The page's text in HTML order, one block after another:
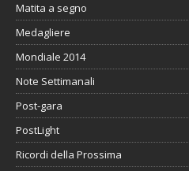
Matita a segno
Medagliere
Mondiale 2014
Note Settimanali
Post-gara
PostLight
Ricordi della Prossima